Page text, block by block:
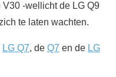
-wellicht de LG Q9
te laten wachten.
LG Q7, de Q7 en de LG